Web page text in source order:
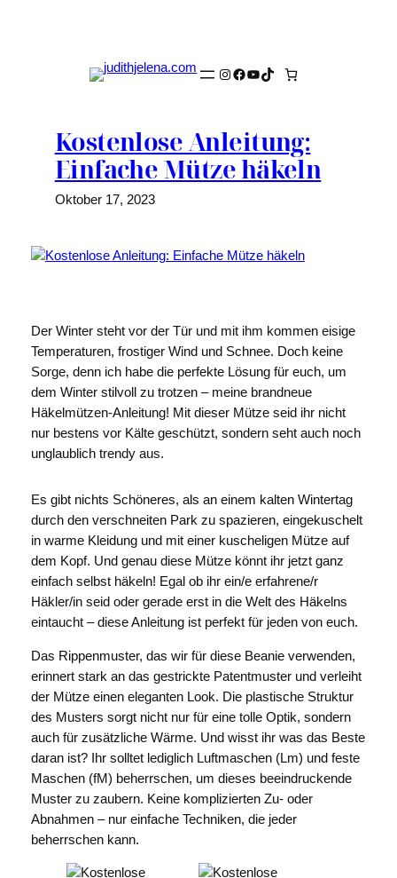
Instagram
Facebook
YouTube
TikTok
Kostenlose Anleitung:
Einfache Mütze häkeln
Oktober 17, 2023
Der Winter steht vor der Tür und mit ihm kommen eisige
Temperaturen, frostiger Wind und Schnee. Doch keine
Sorge, denn ich habe die perfekte Lösung für euch, um
dem Winter stilvoll zu trotzen – meine brandneue
Häkelmützen-Anleitung! Mit dieser Mütze seid ihr nicht
nur bestens vor Kälte geschützt, sondern seht auch noch
unglaublich trendy aus.
Es gibt nichts Schöneres, als an einem kalten Wintertag
durch den verschneiten Park zu spazieren, eingekuschelt
in warme Kleidung und mit einer kuscheligen Mütze auf
dem Kopf. Und genau diese Mütze könnt ihr jetzt ganz
einfach selbst häkeln! Egal ob ihr ein/e erfahrene/r
Häkler/in seid oder gerade erst in die Welt des Häkelns
eintaucht – diese Anleitung ist perfekt für jeden von euch.
Das Rippenmuster, das wir für diese Beanie verwenden,
erinnert stark an das gestrickte Patentmuster und verleiht
der Mütze einen eleganten Look. Die plastische Struktur
des Musters sorgt nicht nur für eine tolle Optik, sondern
auch für zusätzliche Wärme. Und wisst ihr was das Beste
daran ist? Ihr solltet lediglich Luftmaschen (Lm) und feste
Maschen (fM) beherrschen, um dieses beeindruckende
Muster zu zaubern. Keine komplizierten Zu- oder
Abnahmen – nur einfache Techniken, die jeder
beherrschen kann.